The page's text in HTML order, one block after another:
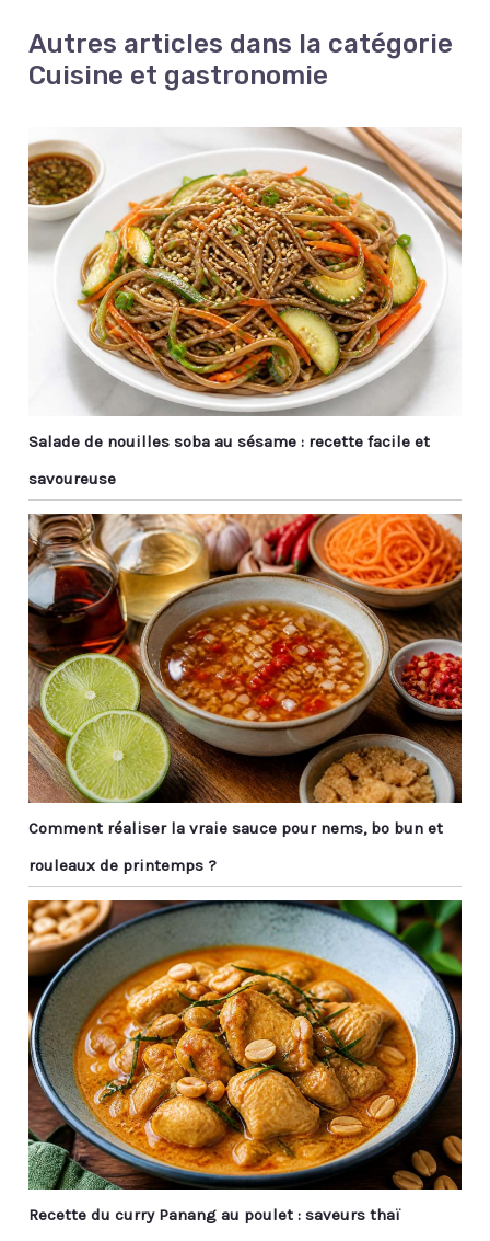
Autres articles dans la catégorie
Cuisine et gastronomie
Salade de nouilles soba au sésame : recette facile et
savoureuse
Comment réaliser la vraie sauce pour nems, bo bun et
rouleaux de printemps ?
Recette du curry Panang au poulet : saveurs thaï